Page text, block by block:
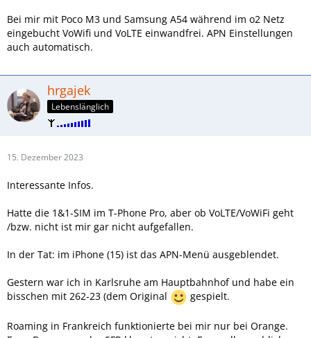
Bei mir mit Poco M3 und Samsung A54 während im o2 Netz
eingebucht VoWifi und VoLTE einwandfrei. APN Einstellungen
auch automatisch.
hrgajek
Lebenslänglich
15. Dezember 2023
Interessante Infos.
Hatte die 1&1-SIM im T-Phone Pro, aber ob VoLTE/VoWiFi geht
/bzw. nicht ist mir gar nicht aufgefallen.
In der Tat: im iPhone (15) ist das APN-Menü ausgeblendet.
Gestern war ich in Karlsruhe am Hauptbahnhof und habe ein
bisschen mit 262-23 (dem Original
gespielt.
Roaming in Frankreich funktionierte bei mir nur bei Orange.